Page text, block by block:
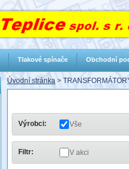
Úvodní stránka >
Výrobci: Vše
Filtr: V akci
Tlakové spínače Obchodní